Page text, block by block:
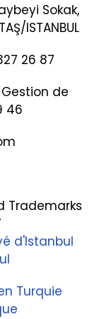
Sokak,
ISTANBUL
26 87
de
46
Trademarks
d'Istanbul
Turquie